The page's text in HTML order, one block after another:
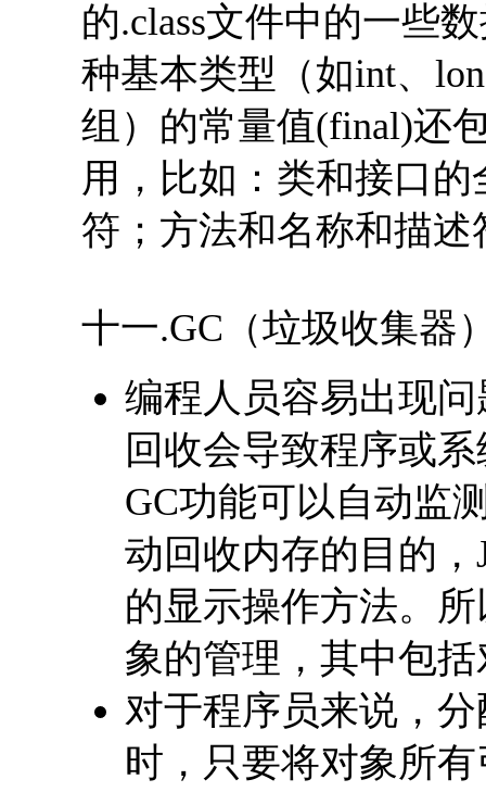
的.class文件中的一些
种基本类型（如int、
组）的常量值(final)还
用，比如：类和接口
符；方法和名称和描述
十一.GC（垃圾收集器
编程人员容易出现
回收会导致程序或
GC功能可以自动监
动回收内存的目的
的显示操作方法。
象的管理，其中包
对于程序员来说，
时，只要将对象所